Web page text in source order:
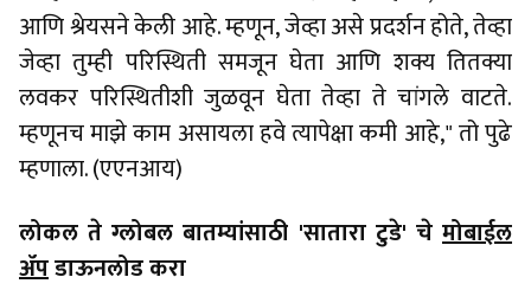
आणि श्रेयसने केली आहे. म्हणून, जेव्हा असे प्रदर्शन होते, तेव्हा
जेव्हा तुम्ही परिस्थिती समजून घेता आणि शक्य तितक्या
लवकर परिस्थितीशी जुळवून घेता तेव्हा ते चांगले वाटते.
म्हणूनच माझे काम असायला हवे त्यापेक्षा कमी आहे," तो पुढे
म्हणाला. (एएनआय)
लोकल ते ग्लोबल बातम्यांसाठी 'सातारा टुडे' चे मोबाईल
ॲपडाऊनलोड करा